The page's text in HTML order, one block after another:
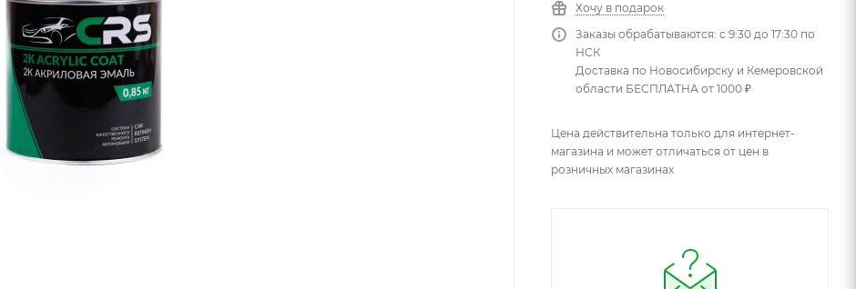
Хочу в подарок
Заказы обрабатываются: с 9:30 до 17:30 по
НСК
Доставка по Новосибирску и Кемеровской
области БЕСПЛАТНА от 1000 ₽
Цена действительна только для интернет-
магазина и может отличаться от цен в
розничных магазинах